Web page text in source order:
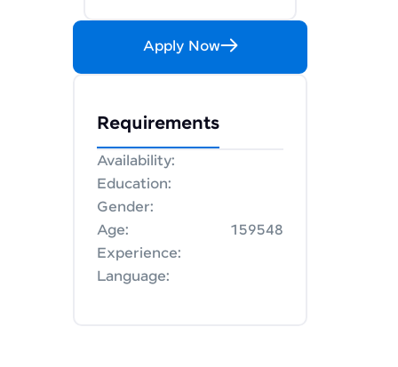
Apply Now
Requirements
Availability:
Education:
Gender:
Age:
159548
Experience:
Language: